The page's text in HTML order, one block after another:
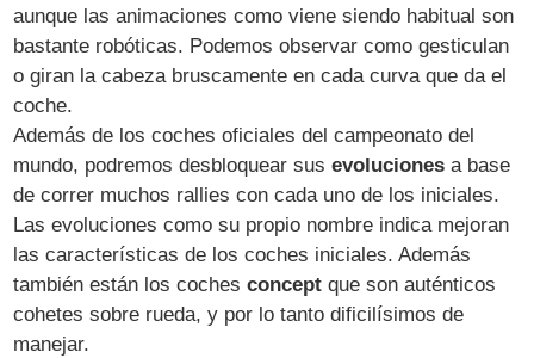
aunque las animaciones como viene siendo habitual son
bastante robóticas. Podemos observar como gesticulan
o giran la cabeza bruscamente en cada curva que da el
coche.
Además de los coches oficiales del campeonato del
mundo, podremos desbloquear susevoluciones a base
de correr muchos rallies con cada uno de los iniciales.
Las evoluciones como su propio nombre indica mejoran
las características de los coches iniciales. Además
también están los cochesconcept que son auténticos
cohetes sobre rueda, y por lo tanto dificilísimos de
manejar.